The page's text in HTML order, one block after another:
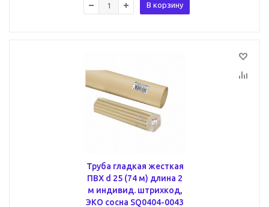
В корзину
Труба гладкая жесткая
ПВХ d 25 (74 м) длина 2
м индивид. штрихкод,
ЭКО сосна SQ0404-0043